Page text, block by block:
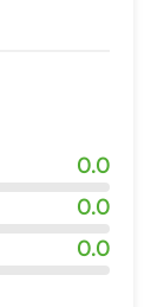
0.0
0.0
0.0